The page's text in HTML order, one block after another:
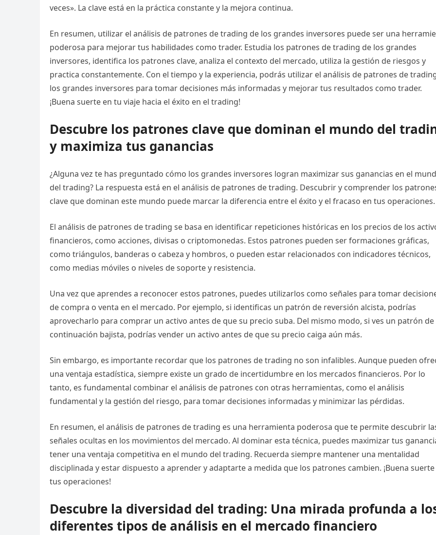
veces». La clave está en la práctica constante y la mejora continua.
En resumen, utilizar el análisis de patrones de trading de los grandes inversores puede ser una
poderosa para mejorar tus habilidades como trader. Estudia los patrones de trading de los grandes
inversores, identifica los patrones clave, analiza el contexto del mercado, utiliza la gestión de riesgos y
practica constantemente. Con el tiempo y la experiencia, podrás utilizar el análisis de patrones de
los grandes inversores para tomar decisiones más informadas y mejorar tus resultados como trader.
¡Buena suerte en tu viaje hacia el éxito en el trading!
Descubre los patrones clave que dominan el mundo del
y maximiza tus ganancias
¿Alguna vez te has preguntado cómo los grandes inversores logran maximizar sus ganancias en el
del trading? La respuesta está en el análisis de patrones de trading. Descubrir y comprender los
clave que dominan este mundo puede marcar la diferencia entre el éxito y el fracaso en tus operaciones.
El análisis de patrones de trading se basa en identificar repeticiones históricas en los precios de los
financieros, como acciones, divisas o criptomonedas. Estos patrones pueden ser formaciones gráficas,
como triángulos, banderas o cabeza y hombros, o pueden estar relacionados con indicadores técnicos,
como medias móviles o niveles de soporte y resistencia.
Una vez que aprendes a reconocer estos patrones, puedes utilizarlos como señales para tomar
de compra o venta en el mercado. Por ejemplo, si identificas un patrón de reversión alcista, podrías
aprovecharlo para comprar un activo antes de que su precio suba. Del mismo modo, si ves un patrón de
continuación bajista, podrías vender un activo antes de que su precio caiga aún más.
Sin embargo, es importante recordar que los patrones de trading no son infalibles. Aunque pueden
una ventaja estadística, siempre existe un grado de incertidumbre en los mercados financieros. Por lo
tanto, es fundamental combinar el análisis de patrones con otras herramientas, como el análisis
fundamental y la gestión del riesgo, para tomar decisiones informadas y minimizar las pérdidas.
En resumen, el análisis de patrones de trading es una herramienta poderosa que te permite descubrir
señales ocultas en los movimientos del mercado. Al dominar esta técnica, puedes maximizar tus
tener una ventaja competitiva en el mundo del trading. Recuerda siempre mantener una mentalidad
disciplinada y estar dispuesto a aprender y adaptarte a medida que los patrones cambien. ¡Buena suerte
tus operaciones!
Descubre la diversidad del trading: Una mirada profunda a
diferentes tipos de análisis en el mercado financiero